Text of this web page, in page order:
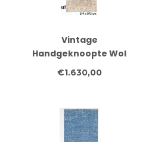
Vintage
Handgeknoopte Wol
Tapijt - Ziegler Patroon
299x073 cm
€1.630,00